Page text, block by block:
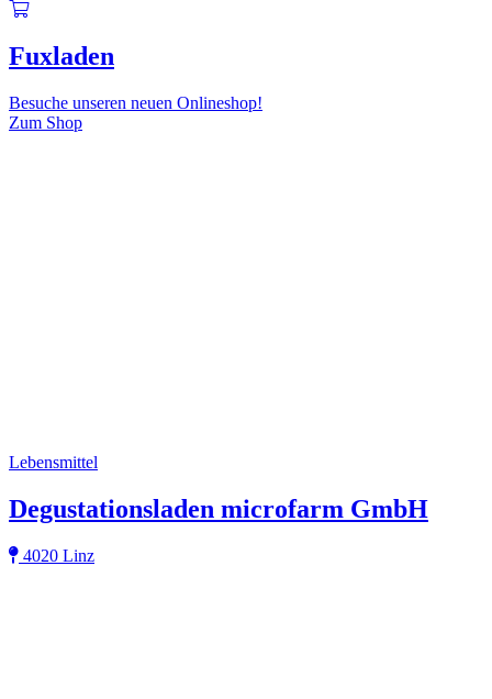
Fuxladen
Besuche unseren neuen Onlineshop!
Zum Shop
Lebensmittel
Degustationsladen microfarm GmbH
4020 Linz